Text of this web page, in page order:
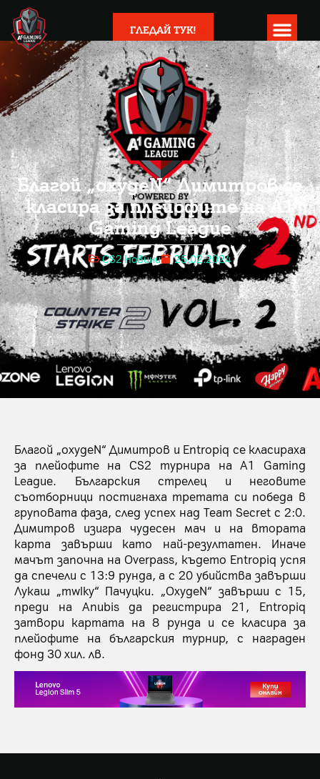
ГЛЕДАЙ ТУК!
Благой „oxygeN“ Димитров се
класира за плейофите на A1
Gaming League
CS2 Новини 25.02.2024
Благой „oxygeN“ Димитров и Entropiq се класираха
за плейофите на CS2 турнира на A1 Gaming
League. Българския стрелец и неговите
съотборници постигнаха третата си победа в
груповата фаза, след успех над Team Secret с 2:0.
Димитров изигра чудесен мач и на втората
карта завърши като най-резултатен. Иначе
мачът започна на Overpass, където Entropiq успя
да спечели с 13:9 рунда, а с 20 убийства завърши
Лукаш „mwlky“ Пачуцки. „OxygeN“ завърши с 15,
преди на Anubis да регистрира 21, Entropiq
затвори картата на 8 рунда и се класира за
плейофите на българския турнир, с награден
фонд 30 хил. лв.